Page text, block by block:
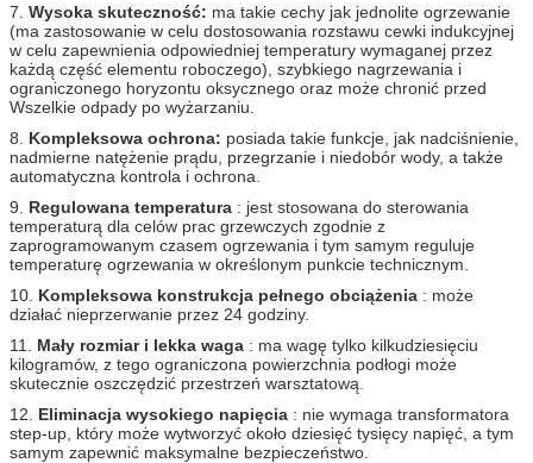
7. Wysoka skuteczność: ma takie cechy jak jednolite ogrzewanie
(ma zastosowanie w celu dostosowania rozstawu cewki indukcyjnej
w celu zapewnienia odpowiedniej temperatury wymaganej przez
każdą część elementu roboczego), szybkiego nagrzewania i
ograniczonego horyzontu oksycznego oraz może chronić przed
Wszelkie odpady po wyżarzaniu.
8. Kompleksowa ochrona: posiada takie funkcje, jak nadciśnienie,
nadmierne natężenie prądu, przegrzanie i niedobór wody, a także
automatyczna kontrola i ochrona.
9. Regulowana temperatura : jest stosowana do sterowania
temperaturą dla celów prac grzewczych zgodnie z
zaprogramowanym czasem ogrzewania i tym samym reguluje
temperaturę ogrzewania w określonym punkcie technicznym.
10. Kompleksowa konstrukcja pełnego obciążenia : może
działać nieprzerwanie przez 24 godziny.
11. Mały rozmiar i lekka waga : ma wagę tylko kilkudziesięciu
kilogramów, z tego ograniczona powierzchnia podłogi może
skutecznie oszczędzić przestrzeń warsztatową.
12. Eliminacja wysokiego napięcia : nie wymaga transformatora
step-up, który może wytworzyć około dziesięć tysięcy napięć, a tym
samym zapewnić maksymalne bezpieczeństwo.